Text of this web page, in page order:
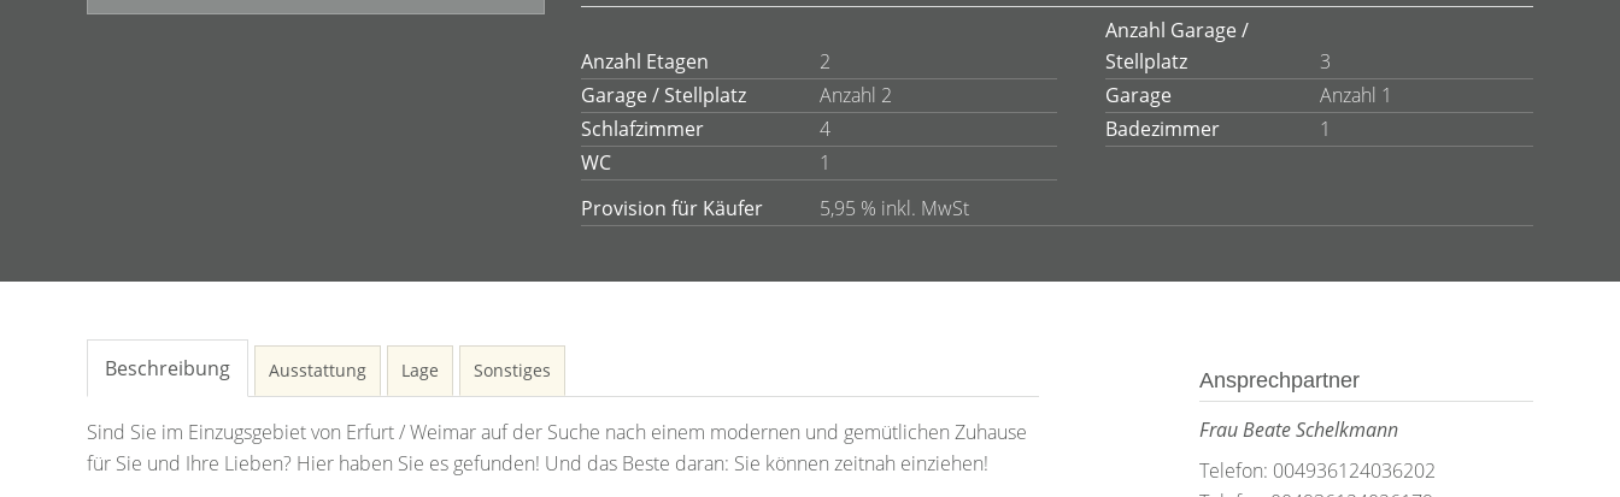
Anzahl Etagen 2
Anzahl Garage /
Stellplatz
3
Garage / Stellplatz
Anzahl 2 Garage
Anzahl 1
Schlafzimmer
4 Badezimmer
1
WC
1
Provision für Käufer
5,95 % inkl. MwSt
Beschreibung Ausstattung Lage Sonstiges
Sind Sie im Einzugsgebiet von Erfurt / Weimar auf der Suche nach einem modernen und gemütlichen Zuhause
für Sie und Ihre Lieben? Hier haben Sie es gefunden! Und das Beste daran: Sie können zeitnah einziehen!
Ansprechpartner
Frau Beate Schelkmann
Telefon: 004936124036202